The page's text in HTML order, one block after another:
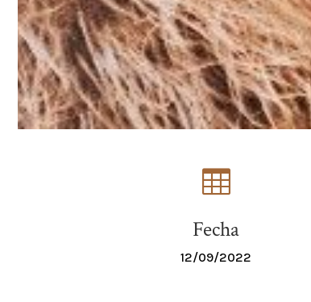

Fecha
12/09/2022